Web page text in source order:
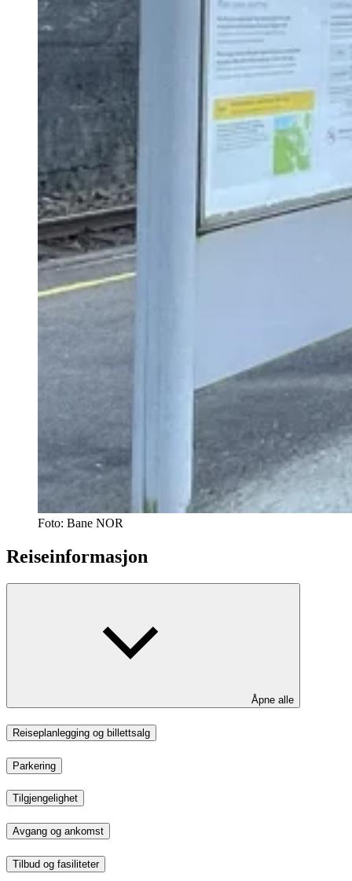
Foto: Bane NOR
Reiseinformasjon
Åpne alle
Reiseplanlegging og billettsalg
Parkering
Tilgjengelighet
Avgang og ankomst
Tilbud og fasiliteter